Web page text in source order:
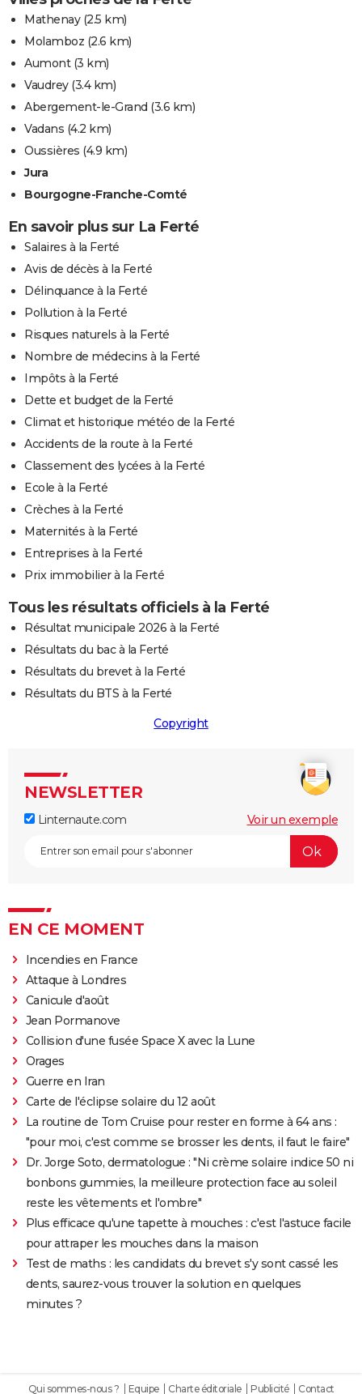
Mathenay(2.5 km)
Molamboz (2.6 km)
Aumont(3 km)
Vaudrey(3.4 km)
Abergement-le-Grand (3.6 km)
Vadans (4.2 km)
Oussières (4.9 km)
Jura
Bourgogne-Franche-Comté
En savoir plus sur La Ferté
Salaires à la Ferté
Avis de décès à la Ferté
Délinquance à la Ferté
Pollution à la Ferté
Risques naturels à la Ferté
Nombre de médecins à la Ferté
Impôts à la Ferté
Dette et budget de la Ferté
Climat et historique météo de la Ferté
Accidents de la route à la Ferté
Classement des lycées à la Ferté
Ecole à la Ferté
Crèches à la Ferté
Maternités à la Ferté
Entreprises à la Ferté
Prix immobilier à la Ferté
Tous les résultats officiels à la Ferté
Résultat municipale 2026 à la Ferté
Résultats du bac à la Ferté
Résultats du brevet à la Ferté
Résultats du BTS à la Ferté
Copyright
NEWSLETTER
Linternaute.com Voir un exemple
EN CE MOMENT
Incendies en France
Attaque à Londres
Canicule d'août
Jean Pormanove
Collision d'une fusée Space X avec la Lune
Orages
Guerre en Iran
Carte de l'éclipse solaire du 12 août
La routine de Tom Cruise pour rester en forme à 64 ans :
"pour moi, c'est comme se brosser les dents, il faut le faire"
Dr. Jorge Soto, dermatologue : "Ni crème solaire indice 50 ni
bonbons gummies, la meilleure protection face au soleil
reste les vêtements et l'ombre"
Plus efficace qu'une tapette à mouches : c'est l'astuce facile
pour attraper les mouches dans la maison
Test de maths : les candidats du brevet s'y sont cassé les
dents, saurez-vous trouver la solution en quelques
minutes ?
Qui sommes-nous ? Equipe Charte éditoriale Publicité Contact